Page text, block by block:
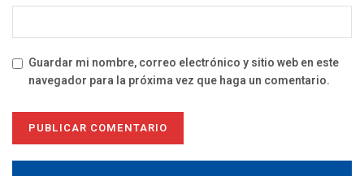
Guardar mi nombre, correo electrónico y sitio web en este
navegador para la próxima vez que haga un comentario.